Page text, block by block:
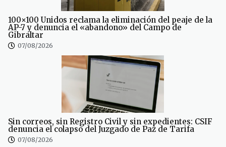
100×100 Unidos reclama la eliminación del peaje de la
AP-7 y denuncia el «abandono» del Campo de
Gibraltar
07/08/2026
Sin correos, sin Registro Civil y sin expedientes: CSIF
denuncia el colapso del Juzgado de Paz de Tarifa
07/08/2026